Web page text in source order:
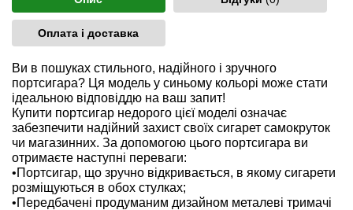
Оплата і доставка
Ви в пошуках стильного, надійного і зручного
портсигара? Ця модель у синьому кольорі може стати
ідеальною відповіддю на ваш запит!
Купити портсигар недорого цієї моделі означає
забезпечити надійний захист своїх сигарет самокруток
чи магазинних. За допомогою цього портсигара ви
отримаєте наступні переваги:
•Портсигар, що зручно відкривається, в якому сигарети
розміщуються в обох стулках;
•Передбачені продуманим дизайном металеві тримачі